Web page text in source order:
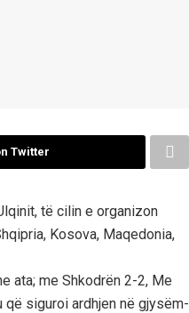
Twitter
të cilin e organizon
Kosova, Maqedonia,
ata; me Shkodrën 2-2, Me
që siguroi ardhjen në gjysëm-